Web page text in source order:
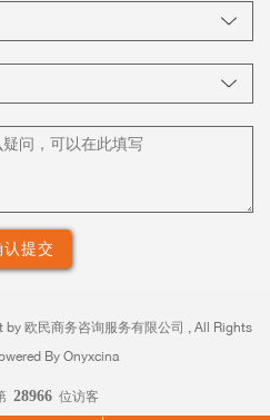
by欧民商务咨询服务有限公司 , All Rights
By Onyxcina
28966 位访客